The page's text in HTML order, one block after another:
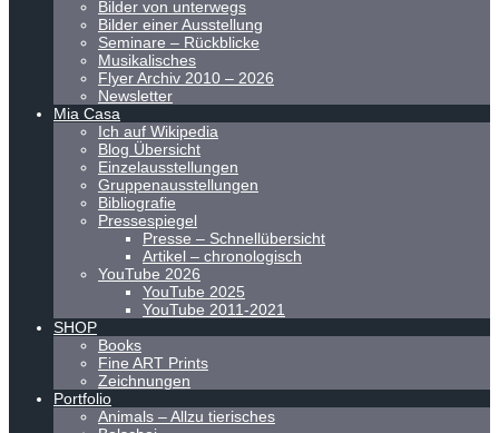
Bilder von unterwegs
Bilder einer Ausstellung
Seminare – Rückblicke
Musikalisches
Flyer Archiv 2010 – 2026
Newsletter
Mia Casa
Ich auf Wikipedia
Blog Übersicht
Einzelausstellungen
Gruppenausstellungen
Bibliografie
Pressespiegel
Presse – Schnellübersicht
Artikel – chronologisch
YouTube 2026
YouTube 2025
YouTube 2011-2021
SHOP
Books
Fine ART Prints
Zeichnungen
Portfolio
Animals – Allzu tierisches